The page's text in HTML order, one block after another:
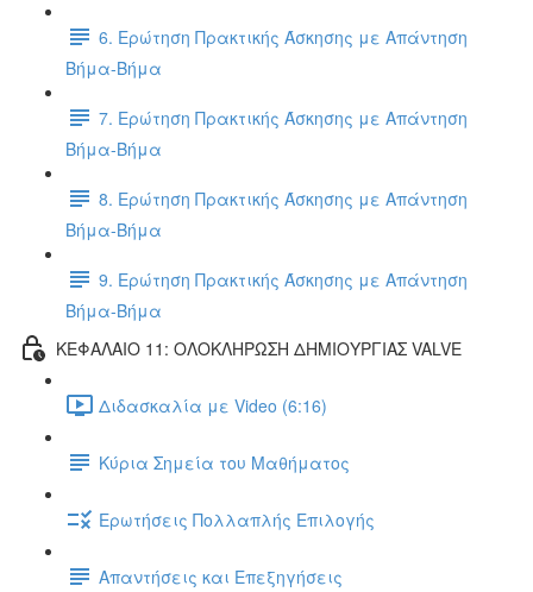
6. Ερώτηση Πρακτικής Άσκησης με Απάντηση
Βήμα-Βήμα
7. Ερώτηση Πρακτικής Άσκησης με Απάντηση
Βήμα-Βήμα
8. Ερώτηση Πρακτικής Άσκησης με Απάντηση
Βήμα-Βήμα
9. Ερώτηση Πρακτικής Άσκησης με Απάντηση
Βήμα-Βήμα
ΚΕΦΑΛΑΙΟ 11: ΟΛΟΚΛΗΡΩΣΗ ΔΗΜΙΟΥΡΓΙΑΣ VALVE
Διδασκαλία με Video (6:16)
Κύρια Σημεία του Μαθήματος
Ερωτήσεις Πολλαπλής Επιλογής
Απαντήσεις και Επεξηγήσεις